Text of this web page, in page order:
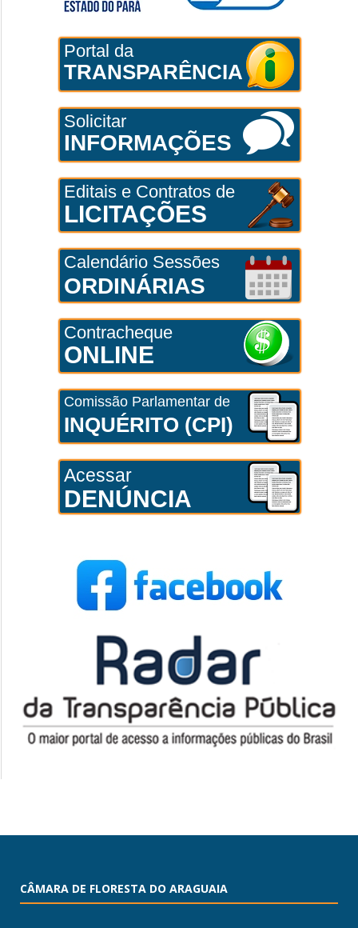
Portal da
TRANSPARÊNCIA
Solicitar
INFORMAÇÕES
Editais e Contratos de
LICITAÇÕES
Calendário Sessões
ORDINÁRIAS
Contracheque
ONLINE
Comissão Parlamentar de
INQUÉRITO (CPI)
Acessar
DENÚNCIA
CÂMARA DE FLORESTA DO ARAGUAIA